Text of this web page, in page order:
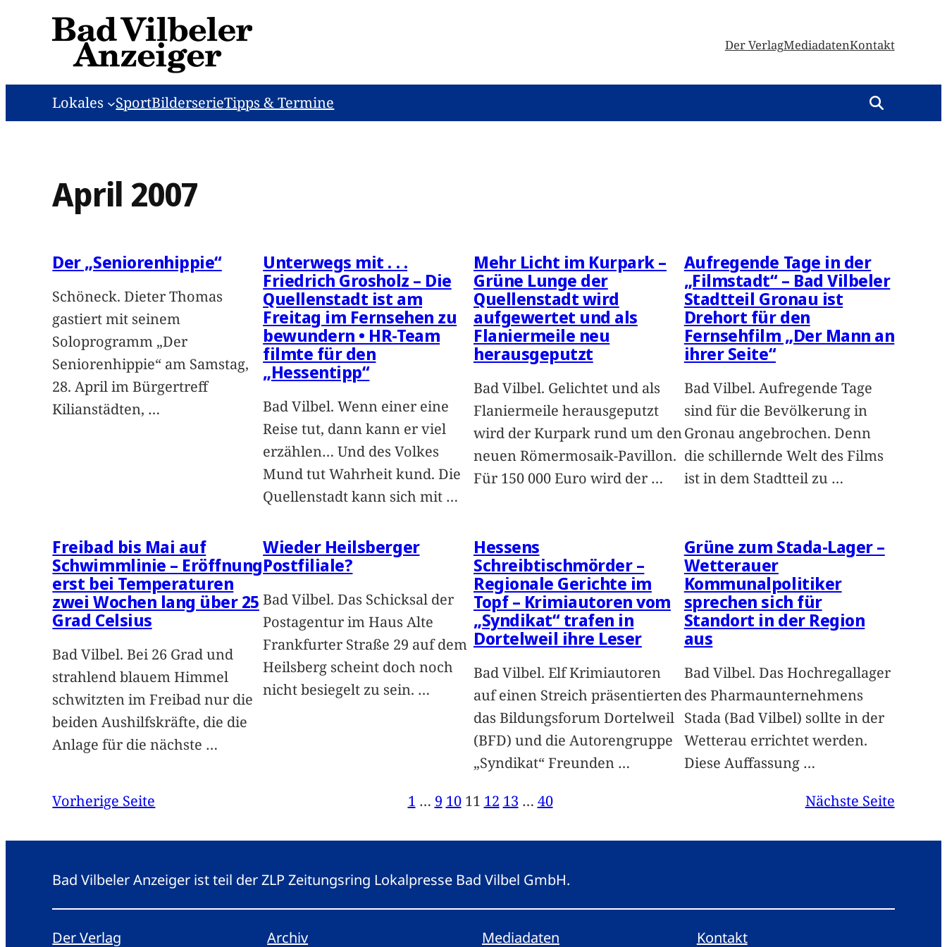
Der VerlagMediadatenKontakt
Lokales SportBilderserieTipps & Termine
April 2007
Der „Seniorenhippie“
Schöneck. Dieter Thomas
gastiert mit seinem
Soloprogramm „Der
Seniorenhippie“ am Samstag,
28. April im Bürgertreff
Kilianstädten, …
Unterwegs mit . . .
Friedrich Grosholz – Die
Quellenstadt ist am
Freitag im Fernsehen zu
bewundern • HR-Team
filmte für den
„Hessentipp“
Bad Vilbel. Wenn einer eine
Reise tut, dann kann er viel
erzählen… Und des Volkes
Mund tut Wahrheit kund. Die
Quellenstadt kann sich mit …
Mehr Licht im Kurpark –
Grüne Lunge der
Quellenstadt wird
aufgewertet und als
Flaniermeile neu
herausgeputzt
Bad Vilbel. Gelichtet und als
Flaniermeile herausgeputzt
wird der Kurpark rund um den
neuen Römermosaik-Pavillon.
Für 150 000 Euro wird der …
Aufregende Tage in der
„Filmstadt“ – Bad Vilbeler
Stadtteil Gronau ist
Drehort für den
Fernsehfilm „Der Mann an
ihrer Seite“
Bad Vilbel. Aufregende Tage
sind für die Bevölkerung in
Gronau angebrochen. Denn
die schillernde Welt des Films
ist in dem Stadtteil zu …
Freibad bis Mai auf
Schwimmlinie – Eröffnung
erst bei Temperaturen
zwei Wochen lang über 25
Grad Celsius
Bad Vilbel. Bei 26 Grad und
strahlend blauem Himmel
schwitzten im Freibad nur die
beiden Aushilfskräfte, die die
Anlage für die nächste …
Wieder Heilsberger
Postfiliale?
Bad Vilbel. Das Schicksal der
Postagentur im Haus Alte
Frankfurter Straße 29 auf dem
Heilsberg scheint doch noch
nicht besiegelt zu sein. …
Hessens
Schreibtischmörder –
Regionale Gerichte im
Topf – Krimiautoren vom
„Syndikat“ trafen in
Dortelweil ihre Leser
Bad Vilbel. Elf Krimiautoren
auf einen Streich präsentierten
das Bildungsforum Dortelweil
(BFD) und die Autorengruppe
„Syndikat“ Freunden …
Grüne zum Stada-Lager –
Wetterauer
Kommunalpolitiker
sprechen sich für
Standort in der Region
aus
Bad Vilbel. Das Hochregallager
des Pharmaunternehmens
Stada (Bad Vilbel) sollte in der
Wetterau errichtet werden.
Diese Auffassung …
Vorherige Seite
1 … 9 10 11 12 13 … 40 Nächste Seite
Bad Vilbeler Anzeiger ist teil der ZLP Zeitungsring Lokalpresse Bad Vilbel GmbH.
Der Verlag Archiv Mediadaten Kontakt